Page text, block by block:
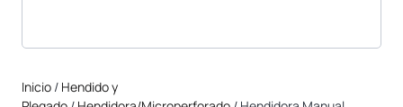
Inicio / Hendido y